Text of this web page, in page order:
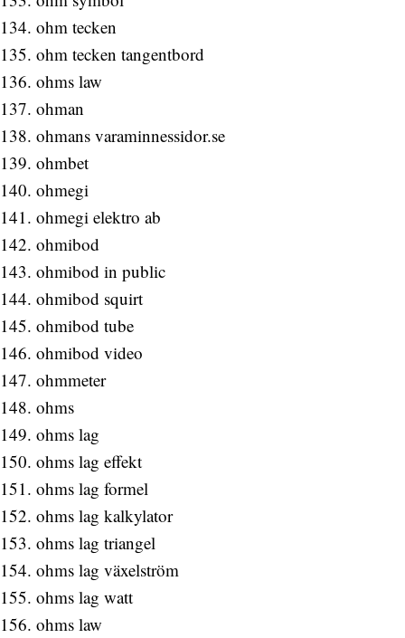
ohm tecken
ohm tecken tangentbord
ohms law
ohman
ohmans varaminnessidor.se
ohmbet
ohmegi
ohmegi elektro ab
ohmibod
ohmibod in public
ohmibod squirt
ohmibod tube
ohmibod video
ohmmeter
ohms
ohms lag
ohms lag effekt
ohms lag formel
ohms lag kalkylator
ohms lag triangel
ohms lag växelström
ohms lag watt
ohms law